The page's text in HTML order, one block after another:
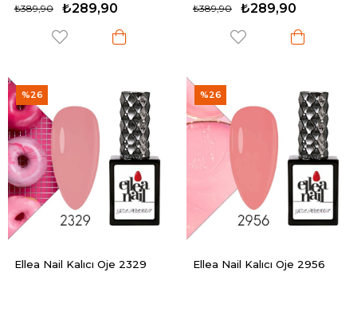
₺289,90
₺389,90 ₺289,90
₺389,90
Ellea Nail Kalıcı Oje 2329
%26
Ellea Nail Kalıcı Oje 2956
%26